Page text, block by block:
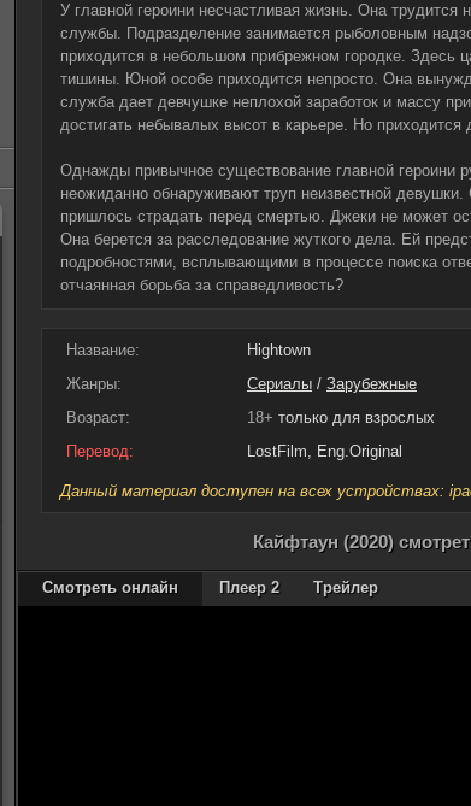
У главной героини несчастливая жизнь. Она
службы. Подразделение занимается рыболовным
приходится в небольшом прибрежном городке. Здесь
тишины. Юной особе приходится непросто. Она
служба дает девчушке неплохой заработок и массу
достигать небывалых высот в карьере. Но
Однажды привычное существование главной героини
неожиданно обнаруживают труп неизвестной
пришлось страдать перед смертью. Джеки не может
Она берется за расследование жуткого дела. Ей
подробностями, всплывающими в процессе поиска
отчаянная борьба за справедливость?
Название:
Hightown
Жанры:
Сериалы / Зарубежные
Возраст:
18+ только для взрослых
Перевод:
LostFilm, Eng.Original
Данный материал доступен на всех устройствах:
Кайфтаун (2020)
Смотреть онлайн Плеер 2 Трейлер